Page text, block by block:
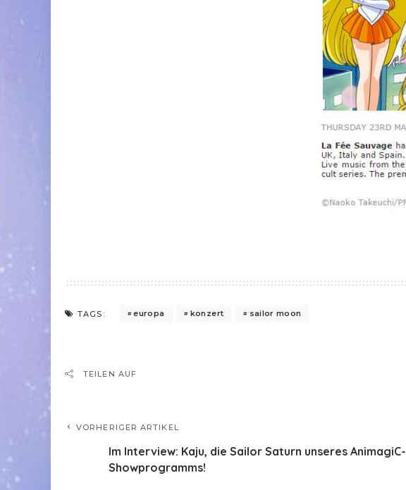
TAGS: europa konzert sailor moon
TEILEN AUF
VORHERIGER ARTIKEL
Im Interview: Kaju, die Sailor Saturn unseres AnimagiC-
Showprogramms!